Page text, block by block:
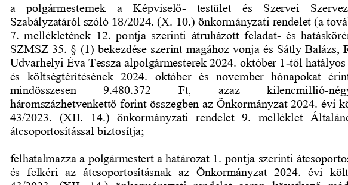
a   polgármesternek   a   Képviselő-
testület   és   Szervei
Szabályzatáról szóló 18/2024. (X.
10.) önkormányzati rendelet (a
7.  mellékletének  12.  pontja  szerinti  átruházott  feladat- és
SZMSZ 35. § (1) bekezdése szerint magához vonja és Sátly Balázs,
Udvarhelyi Éva Tessza alpolgármesterek 2024. október 1 -től
és  költségtérítésének  2024.  október  és  november  hónapokat
mindösszesen
9.480.372 Ft, azaz kilencmillió-
háromszázhetvenkettő forint összegben az Önkormányzat 2024. évi
43/2023.  (XII.  14.)  önkormányzati  rendelet  9.  melléklet
átcsoportosítással biztosítja;
felhatalmazza a polgármestert a határozat 1. pontja szerinti átcsoport
és  felkéri  az  átcsoportosításnak  az  Önkormányzat  2024.  évi